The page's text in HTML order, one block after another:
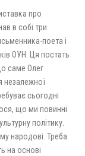
про
в собі три
поета і
ОУН. Ця постать
саме Олег
незалежної
сьогодні
що ми повинні
політику.
народові. Треба
на основі